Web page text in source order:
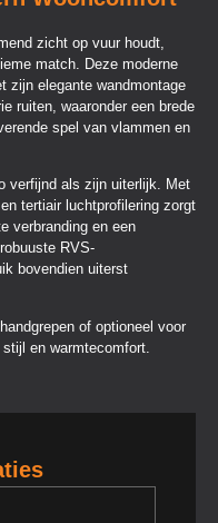
zicht op vuur houdt,
match. Deze moderne
zijn elegante wandmontage
ruiten, waaronder een brede
spel van vlammen en
verfijnd als zijn uiterlijk. Met
tertiair luchtprofilering zorgt
verbranding en een
RVS-
bovendien uiterst
of optioneel voor
en warmtecomfort.